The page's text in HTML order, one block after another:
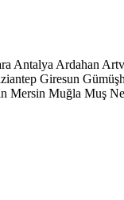
Antalya Ardahan
Giresun
Mersin Muğla Muş